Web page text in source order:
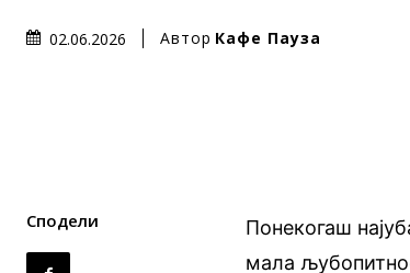
02.06.2026 Автор Кафе Пауза
Сподели
Понекогаш
мала